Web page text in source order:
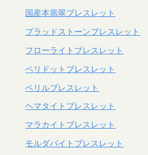
国産本翡翠ブレスレット
ブラッドストーンブレスレット
フローライトブレスレット
ペリドットブレスレット
ベリルブレスレット
ヘマタイトブレスレット
マラカイトブレスレット
モルダバイトブレスレット